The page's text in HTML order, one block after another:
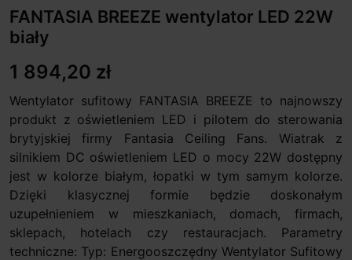
FANTASIA BREEZE wentylator LED 22W
biały
1 894,20 zł
Wentylator sufitowy FANTASIA BREEZE to najnowszy
produkt z oświetleniem LED i pilotem do sterowania
brytyjskiej firmy Fantasia Ceiling Fans. Wiatrak z
silnikiem DC oświetleniem LED o mocy 22W dostępny
jest w kolorze białym, łopatki w tym samym kolorze.
Dzięki klasycznej formie będzie doskonałym
uzupełnieniem w mieszkaniach, domach, firmach,
sklepach, hotelach czy restauracjach. Parametry
techniczne: Typ: Energooszczędny Wentylator Sufitowy